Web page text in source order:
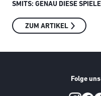
SMITS: GENAU DIESE
ZUM ARTIKEL
Folge